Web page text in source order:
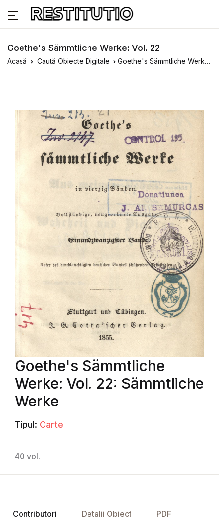
Goethe's Sämmtliche Werke: Vol. 22
Acasă Caută Obiecte Digitale Goethe's Sämmtliche Werke: Vol. 22
Goethe's Sämmtliche
Werke: Vol. 22: Sämmtliche
Werke
Tipul: Carte
40 vol.
Contributori Detalii Obiect PDF